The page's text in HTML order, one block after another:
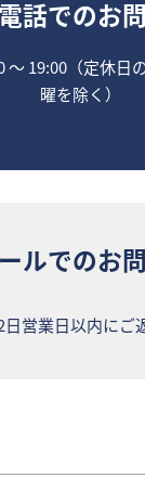
話でのお
〜 19:00（定休日
曜を除く）
ルでのお
営業日以内にご